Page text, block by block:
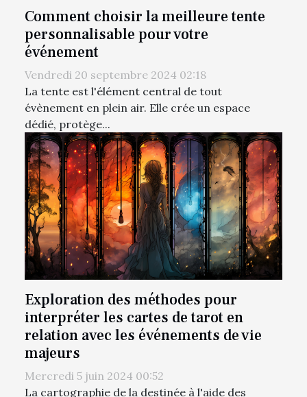
Comment choisir la meilleure tente
personnalisable pour votre
événement
Vendredi 20 septembre 2024 02:18
La tente est l'élément central de tout
évènement en plein air. Elle crée un espace
dédié, protège...
Exploration des méthodes pour
interpréter les cartes de tarot en
relation avec les événements de vie
majeurs
Mercredi 5 juin 2024 00:52
La cartographie de la destinée à l'aide des